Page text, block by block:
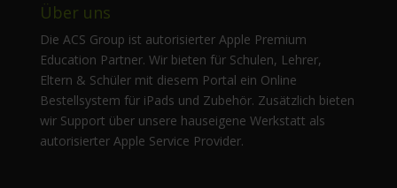
Über uns
Die ACS Group ist autorisierter Apple Premium
Education Partner. Wir bieten für Schulen, Lehrer,
Eltern & Schüler mit diesem Portal ein Online
Bestellsystem für iPads und Zubehör. Zusätzlich bieten
wir Support über unsere hauseigene Werkstatt als
autorisierter Apple Service Provider.